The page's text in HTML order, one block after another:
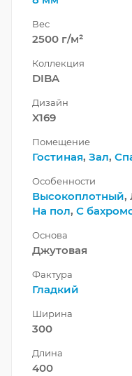
Вес
2500 г/м²
Коллекция
DIBA
Дизайн
X169
Помещение
Гостиная, Зал,
Особенности
Высокоплотный,
На пол, С
Основа
Джутовая
Фактура
Гладкий
Ширина
300
Длина
400